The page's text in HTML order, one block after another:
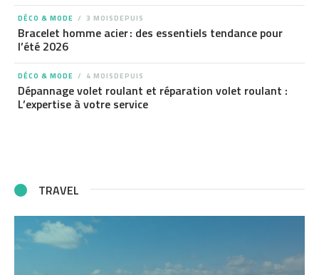
DÉCO & MODE 3 MOISDEPUIS
Bracelet homme acier : des essentiels tendance pour
l’été 2026
DÉCO & MODE 4 MOISDEPUIS
Dépannage volet roulant et réparation volet roulant :
L’expertise à votre service
TRAVEL